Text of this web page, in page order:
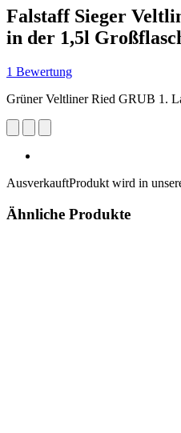
Falstaff Sieger
in der 1,5l
1 Bewertung
Grüner Veltliner Ried GRUB 1.
AusverkauftProdukt wird in
Ähnliche Produkte